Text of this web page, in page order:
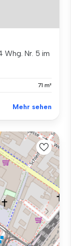
Whg. Nr. 5 im
71 m²
Mehr sehen